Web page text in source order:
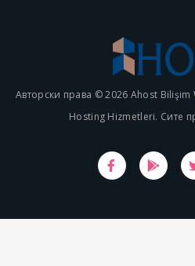
Авторски права © 2026 Ahost Bilişim
Hosting Hizmetleri. Сите